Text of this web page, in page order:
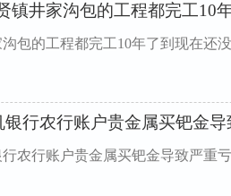
镇井家沟包的工程都完工10
包的工程都完工10年了到现在还
行农行账户贵金属买钯金
农行账户贵金属买钯金导致严重